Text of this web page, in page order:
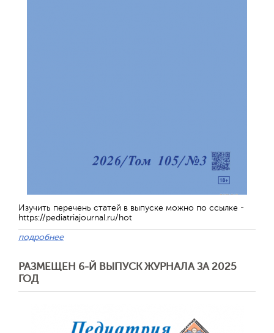
Изучить перечень статей в выпуске можно по ссылке -
https://pediatriajournal.ru/hot
подробнее
РАЗМЕЩЕН 6-Й ВЫПУСК ЖУРНАЛА ЗА 2025
ГОД